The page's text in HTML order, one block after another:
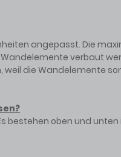
angepasst. Die
verbaut
die Wandelemente
bestehen oben und